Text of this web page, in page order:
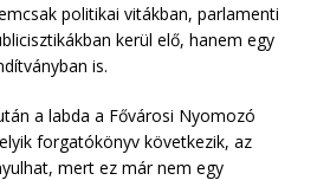
politikai vitákban, parlamenti
kerül elő, hanem egy
is.
a labda a Fővárosi Nyomozó
forgatókönyv következik, az
mert ez már nem egy